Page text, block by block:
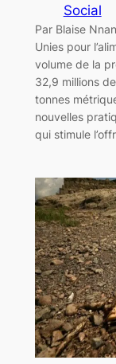
Social
Par Blaise
Unies pour
volume de la
32,9 millions
tonnes
nouvelles
qui stimule